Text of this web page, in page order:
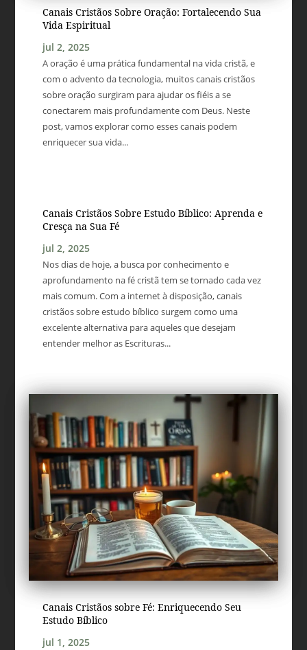
Canais Cristãos Sobre Oração: Fortalecendo Sua
Vida Espiritual
jul 2, 2025
A oração é uma prática fundamental na vida cristã, e
com o advento da tecnologia, muitos canais cristãos
sobre oração surgiram para ajudar os fiéis a se
conectarem mais profundamente com Deus. Neste
post, vamos explorar como esses canais podem
enriquecer sua vida...
Canais Cristãos Sobre Estudo Bíblico: Aprenda e
Cresça na Sua Fé
jul 2, 2025
Nos dias de hoje, a busca por conhecimento e
aprofundamento na fé cristã tem se tornado cada vez
mais comum. Com a internet à disposição, canais
cristãos sobre estudo bíblico surgem como uma
excelente alternativa para aqueles que desejam
entender melhor as Escrituras...
Canais Cristãos sobre Fé: Enriquecendo Seu
Estudo Bíblico
jul 1, 2025